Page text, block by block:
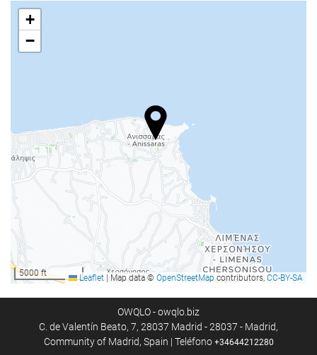
+
−
5000 ft Leaflet Map data © OpenStreetMap contributors, CC-BY-SA
OWQLO - owqlo.biz
C. de Valentín Beato, 7, 28037 Madrid - 28037 - Madrid,
Community of Madrid, Spain | Teléfono +34644212280